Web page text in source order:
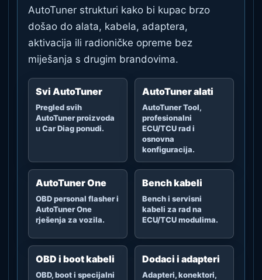
AutoTuner strukturi kako bi kupac brzo
došao do alata, kabela, adaptera,
aktivacija ili radioničke opreme bez
miješanja s drugim brandovima.
Svi AutoTuner
Pregled svih
AutoTuner proizvoda
u Car Diag ponudi.
AutoTuner alati
AutoTuner Tool,
profesionalni
ECU/TCU rad i
osnovna
konfiguracija.
AutoTuner One
OBD personal flasher i
AutoTuner One
rješenja za vozila.
Bench kabeli
Bench i servisni
kabeli za rad na
ECU/TCU modulima.
OBD i boot kabeli
OBD, boot i specijalni
Dodaci i adapteri
Adapteri, konektori,